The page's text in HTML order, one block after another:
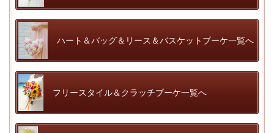
ハート＆バッグ＆リース＆バスケットブーケ一覧へ
フリースタイル＆クラッチブーケ一覧へ